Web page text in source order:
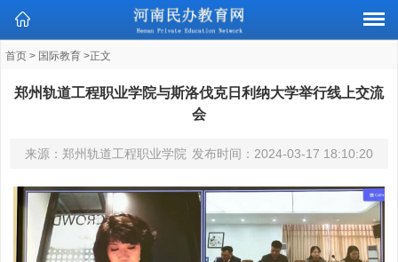
首页 > 国际教育 >正文
郑州轨道工程职业学院与斯洛伐克日利纳大学举行线上交流
会
来源：郑州轨道工程职业学院 发布时间： 2024-03-17 18:10:20